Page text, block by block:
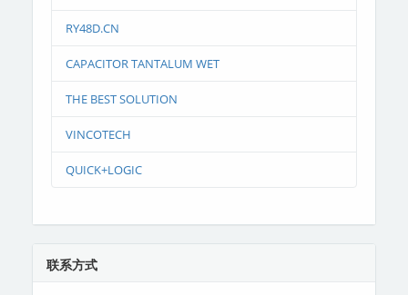
RY48D.CN
CAPACITOR TANTALUM WET
THE BEST SOLUTION
VINCOTECH
QUICK+LOGIC
联系方式